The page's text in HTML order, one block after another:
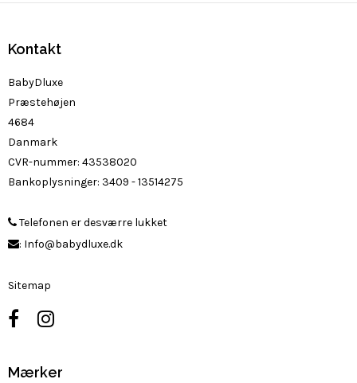
Kontakt
BabyDluxe
Præstehøjen
4684
Danmark
CVR-nummer: 43538020
Bankoplysninger: 3409 - 13514275
Telefonen er desværre lukket
: Info@babydluxe.dk
Sitemap
Mærker